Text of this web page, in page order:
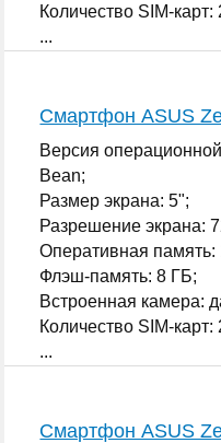
Количество SIM-карт:
...
Смартфон ASUS
Версия
Bean;
Размер экрана: 5";
Разрешение экрана:
Оперативная память:
Флэш-память: 8 ГБ;
Встроенная камера:
Количество SIM-карт:
...
Смартфон ASUS